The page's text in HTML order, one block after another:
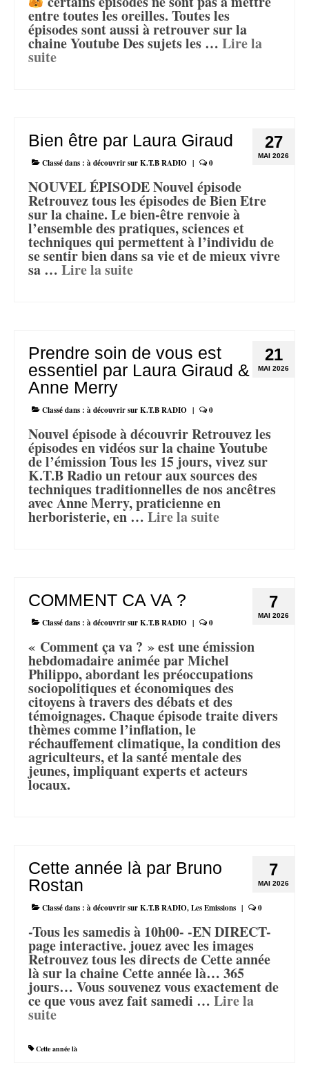
entre toutes les oreilles. Toutes les
épisodes sont aussi à retrouver sur la
chaine Youtube Des sujets les … Lire la
suite­­
27
MAI 2026
Bien être par Laura Giraud
Classé dans : à découvrir sur K.T.B RADIO | 0
NOUVEL ÉPISODE Nouvel épisode
Retrouvez tous les épisodes de Bien Etre
sur la chaine. Le bien-être renvoie à
l’ensemble des pratiques, sciences et
techniques qui permettent à l’individu de
se sentir bien dans sa vie et de mieux vivre
sa … Lire la suite­­
21
MAI 2026
Prendre soin de vous est
essentiel par Laura Giraud &
Anne Merry
Classé dans : à découvrir sur K.T.B RADIO | 0
Nouvel épisode à découvrir Retrouvez les
épisodes en vidéos sur la chaine Youtube
de l’émission Tous les 15 jours, vivez sur
K.T.B Radio un retour aux sources des
techniques traditionnelles de nos ancêtres
avec Anne Merry, praticienne en
herboristerie, en … Lire la suite­­
7
MAI 2026
COMMENT CA VA ?
Classé dans : à découvrir sur K.T.B RADIO | 0
« Comment ça va ? » est une émission
hebdomadaire animée par Michel
Philippo, abordant les préoccupations
sociopolitiques et économiques des
citoyens à travers des débats et des
témoignages. Chaque épisode traite divers
thèmes comme l’inflation, le
réchauffement climatique, la condition des
agriculteurs, et la santé mentale des
jeunes, impliquant experts et acteurs
locaux.
7
MAI 2026
Cette année là par Bruno
Rostan
Classé dans : à découvrir sur K.T.B RADIO,Les Emissions | 0
-Tous les samedis à 10h00- -EN DIRECT-
page interactive. jouez avec les images
Retrouvez tous les directs de Cette année
là sur la chaine Cette année là… 365
jours… Vous souvenez vous exactement de
ce que vous avez fait samedi … Lire la
suite­­
Cette année là